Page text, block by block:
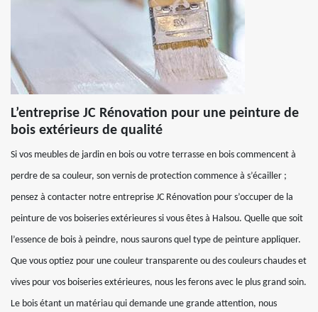
L’entreprise JC Rénovation pour une peinture de
bois extérieurs de qualité
Si vos meubles de jardin en bois ou votre terrasse en bois commencent à
perdre de sa couleur, son vernis de protection commence à s’écailler ;
pensez à contacter notre entreprise JC Rénovation pour s’occuper de la
peinture de vos boiseries extérieures si vous êtes à Halsou. Quelle que soit
l’essence de bois à peindre, nous saurons quel type de peinture appliquer.
Que vous optiez pour une couleur transparente ou des couleurs chaudes et
vives pour vos boiseries extérieures, nous les ferons avec le plus grand soin.
Le bois étant un matériau qui demande une grande attention, nous